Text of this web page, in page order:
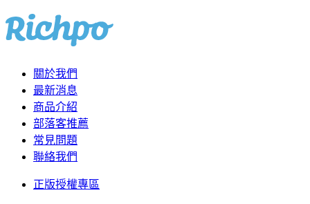
關於我們
最新消息
商品介紹
部落客推薦
常見問題
聯絡我們
正版授權專區